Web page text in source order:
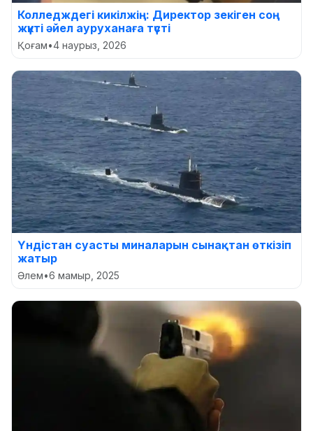
Колледждегі кикілжің: Директор зекіген соң
жүкті әйел ауруханаға түсті
Қоғам•4 наурыз, 2026
Үндістан суасты миналарын сынақтан өткізіп
жатыр
Әлем•6 мамыр, 2025